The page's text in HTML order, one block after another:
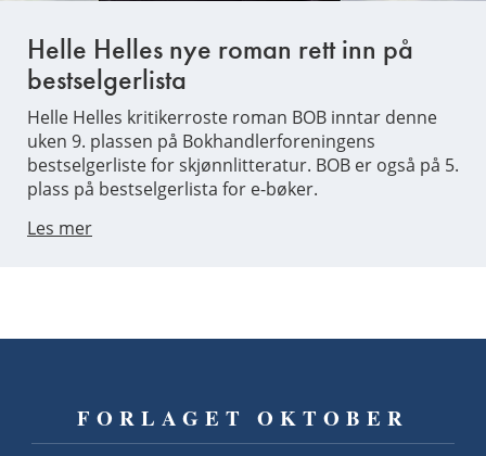
Helle Helles nye roman rett inn på
bestselgerlista
Helle Helles kritikerroste roman BOB inntar denne
uken 9. plassen på Bokhandlerforeningens
bestselgerliste for skjønnlitteratur. BOB er også på 5.
plass på bestselgerlista for e-bøker.
Les mer
FORLAGET OKTOBER